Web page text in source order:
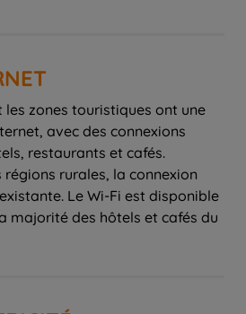
les zones touristiques ont une
avec des connexions
restaurants et cafés.
rurales, la connexion
Le Wi-Fi est disponible
majorité des hôtels et cafés du